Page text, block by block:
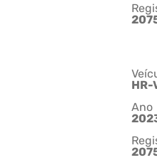
HR-
Ano